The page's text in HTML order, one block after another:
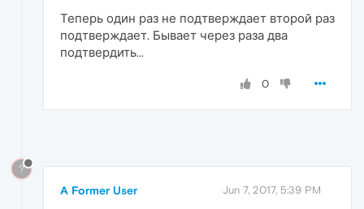
Теперь один раз не подтверждает второй раз
подтверждает. Бывает через раза два
подтвердить...
0
?
A Former User Jun 7, 2017, 5:39 PM